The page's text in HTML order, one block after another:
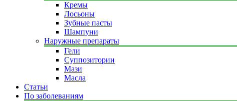
Кремы
Лосьоны
Зубные пасты
Шампуни
Наружные препараты
Гели
Суппозитории
Мази
Масла
Статьи
По заболеваниям